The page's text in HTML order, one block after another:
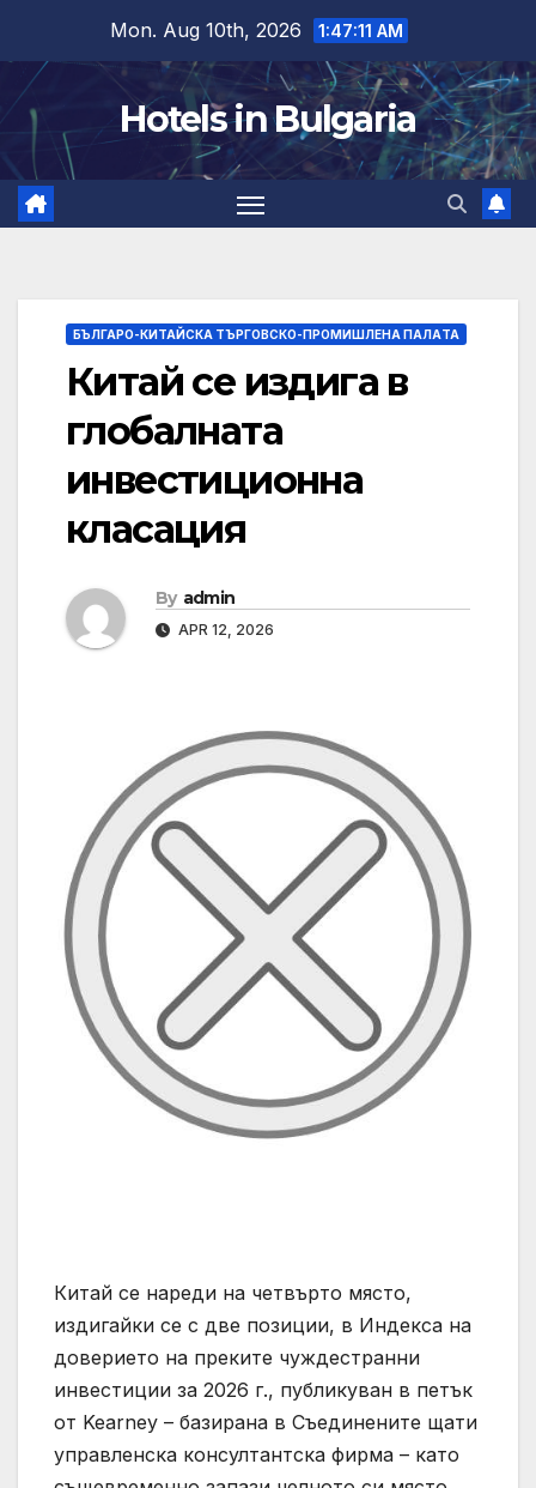
content
Mon. Aug 10th, 2026 1:47:12 AM
Hotels in Bulgaria
БЪЛГАРО-КИТАЙСКА ТЪРГОВСКО-ПРОМИШЛЕНА ПАЛAТА
Китай се издига в
глобалната
инвестиционна
класация
By admin
APR 12, 2026
Китай се нареди на четвърто място,
издигайки се с две позиции, в Индекса на
доверието на преките чуждестранни
инвестиции за 2026 г., публикуван в петък
от Kearney – базирана в Съединените щати
управленска консултантска фирма – като